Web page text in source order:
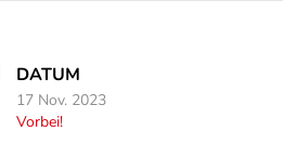
DATUM
17 Nov. 2023
Vorbei!